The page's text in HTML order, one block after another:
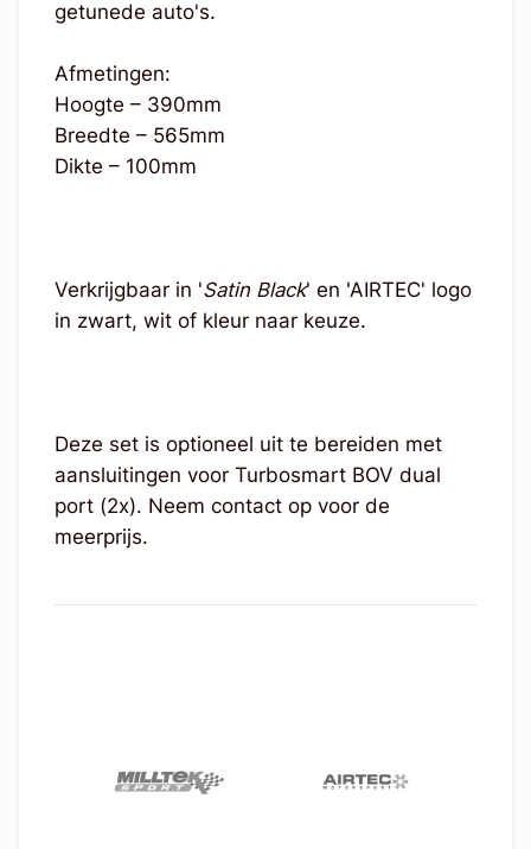
getunede auto's.
Afmetingen:
Hoogte – 390mm
Breedte – 565mm
Dikte – 100mm
Verkrijgbaar in 'Satin Black' en 'AIRTEC' logo
in zwart, wit of kleur naar keuze.
Deze set is optioneel uit te bereiden met
aansluitingen voor Turbosmart BOV dual
port (2x). Neem contact op voor de
meerprijs.